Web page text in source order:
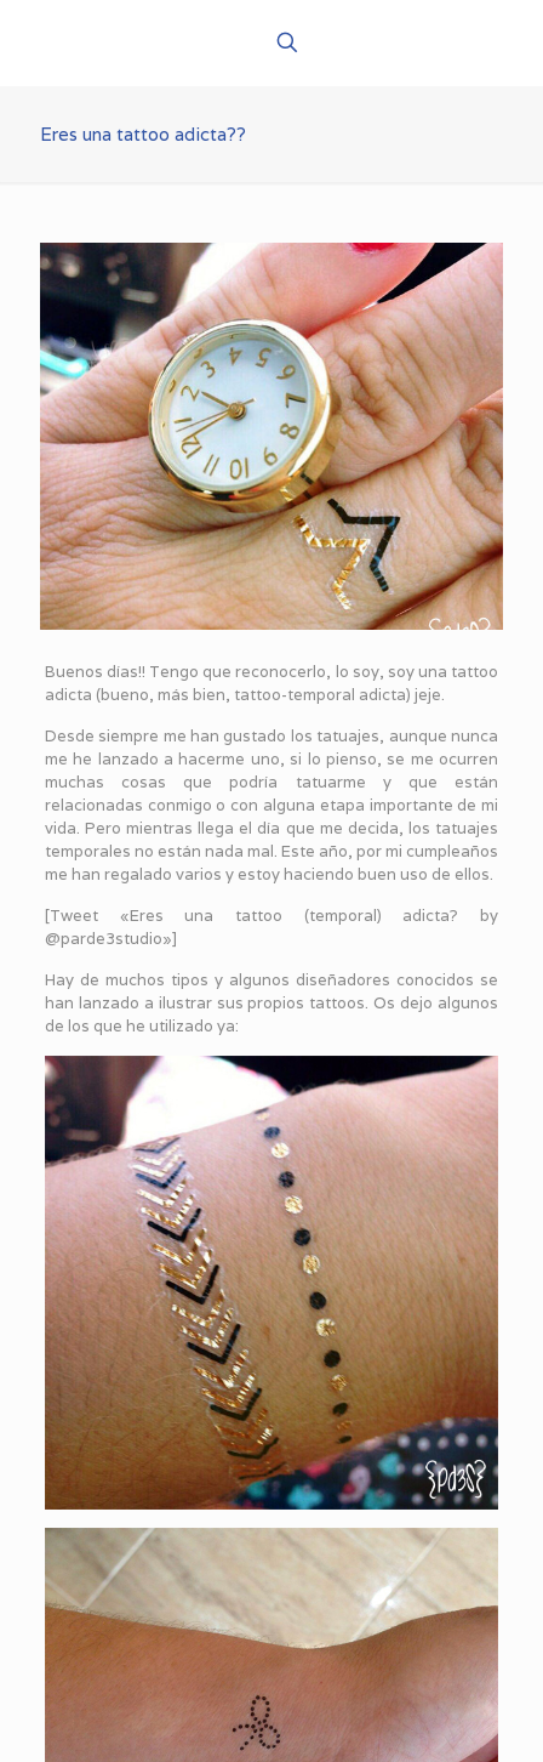
Eres una tattoo adicta??
Buenos días!! Tengo que reconocerlo, lo soy, soy una tattoo
adicta (bueno, más bien, tattoo-temporal adicta) jeje.
Desde siempre me han gustado los tatuajes, aunque nunca
me he lanzado a hacerme uno, si lo pienso, se me ocurren
muchas cosas que podría tatuarme y que están
relacionadas conmigo o con alguna etapa importante de mi
vida. Pero mientras llega el día que me decida, los tatuajes
temporales no están nada mal. Este año, por mi cumpleaños
me han regalado varios y estoy haciendo buen uso de ellos.
[Tweet «Eres una tattoo (temporal) adicta? by
@parde3studio»]
Hay de muchos tipos y algunos diseñadores conocidos se
han lanzado a ilustrar sus propios tattoos. Os dejo algunos
de los que he utilizado ya: